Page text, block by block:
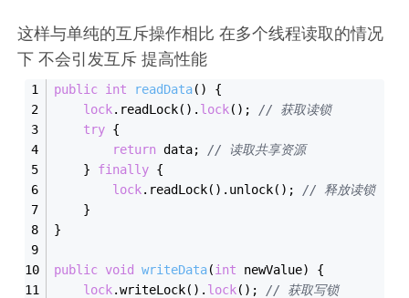
这样与单纯的互斥操作相比 在多个线程读取的情况
下 不会引发互斥 提高性能
public int readData( )
{
lock.readLock(). lock(); // 获取读锁
try {
return data; // 读取共享资源
    }
finally {
lock.readLock().unlock(); // 释放读锁
    }
}
public void writeData(int newValue)
{
lock.writeLock(). lock(); // 获取写锁